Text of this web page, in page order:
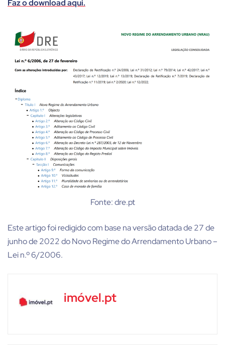
Faz o download aqui.
Fonte: dre.pt
Este artigo foi redigido com base na versão datada de 27 de
junho de 2022 do Novo Regime do Arrendamento Urbano –
Lei n.º 6/2006.
imóvel.pt